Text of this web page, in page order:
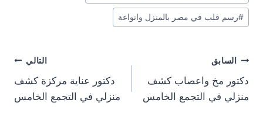
#رسم قلب في مصر بالمنزل وانواعة
تصفّح
المقالات
السابق
دكتور مخ واعصاب كشف
منزلي في التجمع الخامس
التالي
دكتور عناية مركزة كشف
منزلي في التجمع الخامس